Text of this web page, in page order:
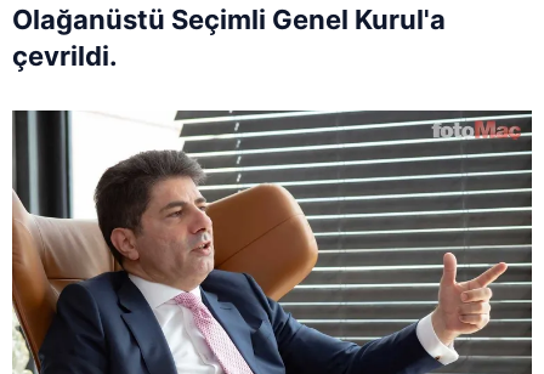
Olağanüstü Seçimli Genel Kurul'a
çevrildi.